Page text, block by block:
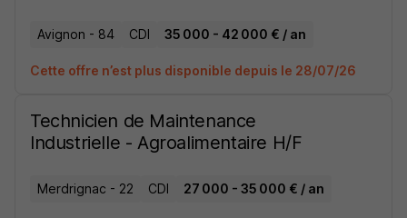
Avignon - 84 CDI 35 000 - 42 000 € / an
Cette offre n’est plus disponible depuis le 28/07/26
Technicien de Maintenance
Industrielle - Agroalimentaire H/F
Merdrignac - 22 CDI 27 000 - 35 000 € / an